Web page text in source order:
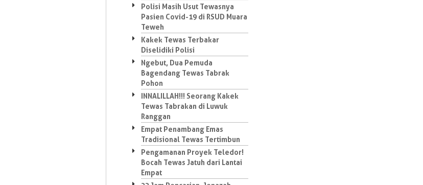
Polisi Masih Usut Tewasnya
Pasien Covid-19 di RSUD Muara
Teweh
Kakek Tewas Terbakar
Diselidiki Polisi
Ngebut, Dua Pemuda
Bagendang Tewas Tabrak
Pohon
INNALILLAH!!! Seorang Kakek
Tewas Tabrakan di Luwuk
Ranggan
Empat Penambang Emas
Tradisional Tewas Tertimbun
Pengamanan Proyek Teledor!
Bocah Tewas Jatuh dari Lantai
Empat